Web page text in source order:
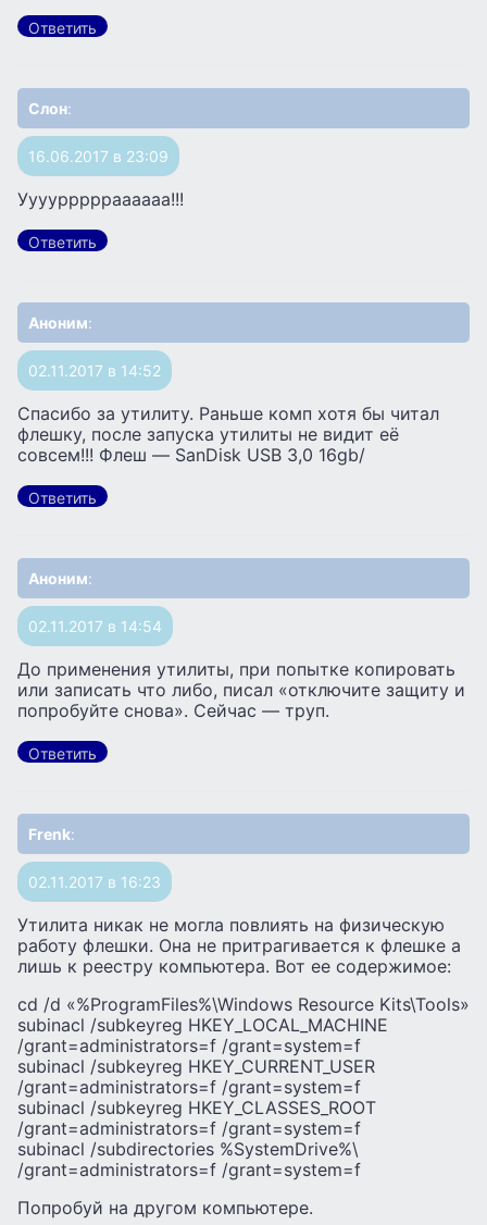
Ответить
Слон:
16.06.2017 в 23:09
Ууууррррраааааа!!!
Ответить
Аноним:
02.11.2017 в 14:52
Спасибо за утилиту. Раньше комп хотя бы читал
флешку, после запуска утилиты не видит её
совсем!!! Флеш — SanDisk USB 3,0 16gb/
Ответить
Аноним:
02.11.2017 в 14:54
До применения утилиты, при попытке копировать
или записать что либо, писал «отключите защиту и
попробуйте снова». Сейчас — труп.
Ответить
Frenk:
02.11.2017 в 16:23
Утилита никак не могла повлиять на физическую
работу флешки. Она не притрагивается к флешке а
лишь к реестру компьютера. Вот ее содержимое:
cd /d «%ProgramFiles%\Windows Resource Kits\Tools»
subinacl /subkeyreg HKEY_LOCAL_MACHINE
/grant=administrators=f /grant=system=f
subinacl /subkeyreg HKEY_CURRENT_USER
/grant=administrators=f /grant=system=f
subinacl /subkeyreg HKEY_CLASSES_ROOT
/grant=administrators=f /grant=system=f
subinacl /subdirectories %SystemDrive%\
/grant=administrators=f /grant=system=f
Попробуй на другом компьютере.